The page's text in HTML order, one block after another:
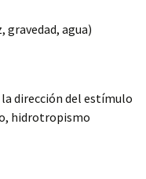
gravedad, agua)
dirección del estímulo
hidrotropismo